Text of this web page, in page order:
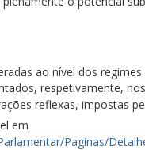
ao nível dos
respetivamente,
reflexas, impostas
em
Paginas/